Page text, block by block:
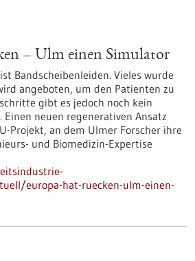
– Ulm einen Simulator
Bandscheibenleiden. Vieles wurde
angeboten, um den Patienten zu
gibt es jedoch noch kein
Einen neuen regenerativen Ansatz
Projekt, an dem Ulmer Forscher ihre
und Biomedizin-Expertise
europa-hat-ruecken-ulm-einen-